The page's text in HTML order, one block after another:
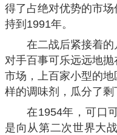
得了占绝对优势的市
持到1991年。
在二战后紧接着
对手百事可乐远远地
市场，上百家小型的
样的调味剂，瓜分了剩
在1954年，可口
是向从第二次世界大